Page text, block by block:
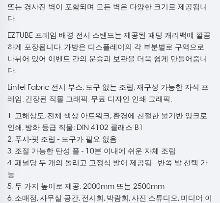
또는 경사진 벽이 포함되며 모든 벽은 다양한 크기로 제공됩니
다.
EZ TUBE 프레임 배경 전시 스탠드는 제공된 패딩 캐리백에 깔끔
하게 포장됩니다. 가방은 디스플레이의 각 부분별로 구역으로
나뉘어 있어 이벤트 간의 운송과 보관을 더욱 쉽게 만들어줍니
다.
Lintel Fabric 전시 부스. 도구 없는 조립. 재구성 가능한 자석 프
레임. 긴장된 직물 그래픽. 무료 디자인 인쇄 그래픽.
1. 고해상도, 전체 색상 아트워크, 환경에 친절한 물기반 잉크로
인쇄, 방화 등급 직물: DIN 4102 클래스 B1
2. 푸시-핏 조립 - 도구가 필요 없음
3. 조절 가능한 탄성 폴 - 10분 이내에 쉬운 자체 조립
4. 패널당 두 개의 돌리고 고정식 발이 제공됨 - 반쪽 발 선택 가
능
5. 두 가지 높이로 제공: 2000mm 또는 2500mm
6. 소매점, 사무실 공간, 전시회, 박람회, 사진 스튜디오, 미디어 이